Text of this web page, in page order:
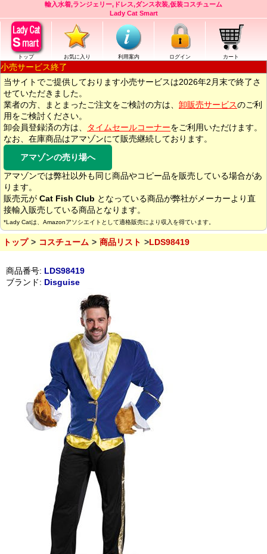
輸入水着,ランジェリー,ドレス,ダンス衣装,仮装コスチューム
Lady Cat Smart
トップ お気に入り 利用案内 ログイン カート
小売サービス終了
当サイトでご提供しております小売サービスは2026年2月末で終了さ
せていただきました。
業者の方、まとまったご注文をご検討の方は、 卸販売サービスのご利
用をご検討ください。
卸会員登録済の方は、
タイムセールコーナーをご利用いただけます。
なお、在庫商品はアマゾンにて販売継続しております。
アマゾンの売り場へ
アマゾンでは弊社以外も同じ商品やコピー品を販売している場合があ
ります。
販売元が Cat Fish Club となっている商品が弊社がメーカーより直
接輸入販売している商品となります。
*Lady Catは、Amazonアソシエイトとして適格販売により収入を得ています。
トップ コスチューム 商品リスト LDS98419
商品番号: LDS98419
ブランド: Disguise